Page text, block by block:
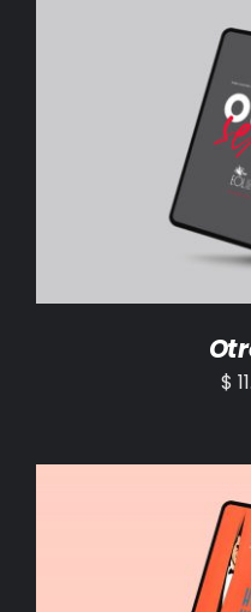
AÑADIR AL
$